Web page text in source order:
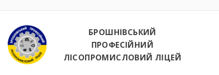
БРОШНІВСЬКИЙ
ПРОФЕСІЙНИЙ
ЛІСОПРОМИСЛОВИЙ ЛІЦЕЙ